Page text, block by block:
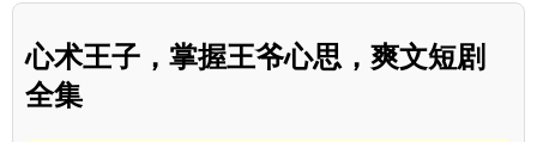
心术王子，掌握王爷心思，爽文短剧
全集